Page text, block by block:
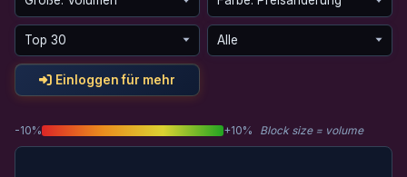
Einloggen für mehr
-10% +10% Block size = volume